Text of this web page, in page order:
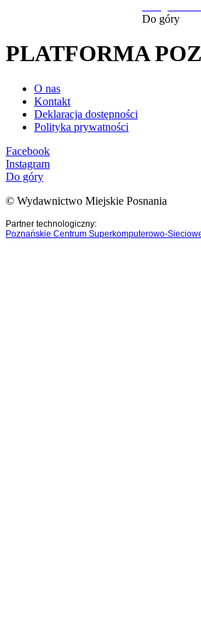
Do góry
PLATFORMA
O nas
Kontakt
Deklaracja dostępności
Polityka prywatności
Facebook
Instagram
Do góry
© Wydawnictwo Miejskie Posnania
Partner technologiczny:
Poznańskie Centrum Superkomputerowo-